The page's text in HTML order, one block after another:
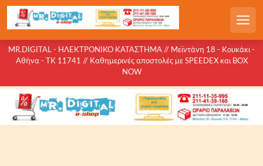
c
MR.DIGITAL - ΗΛΕΚΤΡΟΝΙΚΟ ΚΑΤΑΣΤΗΜΑ // Μεϊντάνη 18 - Κουκάκι -
Αθήνα - ΤΚ 11741 // Καθημερινές αποστολές με SPEEDEX και BOX
NOW